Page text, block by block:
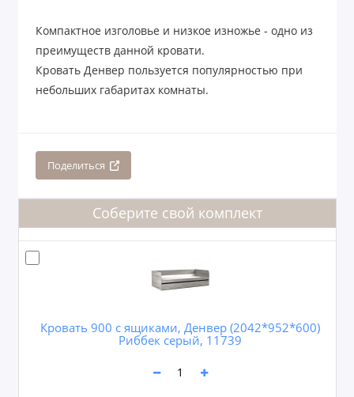
Компактное изголовье и низкое изножье - одно из
преимуществ данной кровати.
Кровать Денвер пользуется популярностью при
небольших габаритах комнаты.
Поделиться
Соберите свой комплект
Кровать 900 с ящиками, Денвер (2042*952*600)
Риббек серый, 11739